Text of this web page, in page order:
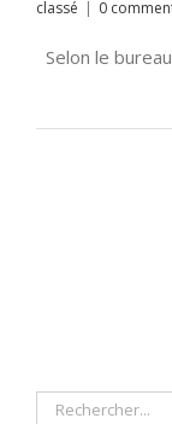
classé | 0
Selon le
Rechercher: